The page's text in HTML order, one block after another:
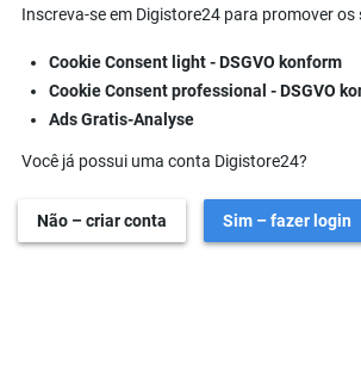
Inscreva-se em Digistore24 para promover
Cookie Consent light - DSGVO konform
Cookie Consent professional - DSGVO
Ads Gratis-Analyse
Você já possui uma conta Digistore24?
Não – criar conta Sim – fazer login